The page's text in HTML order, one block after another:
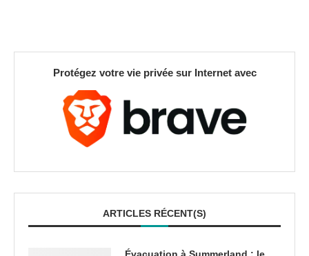
Protégez votre vie privée sur Internet avec
ARTICLES RÉCENT(S)